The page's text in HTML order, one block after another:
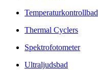
Temperaturkontrollbad
Thermal Cyclers
Spektrofotometer
Ultraljudsbad